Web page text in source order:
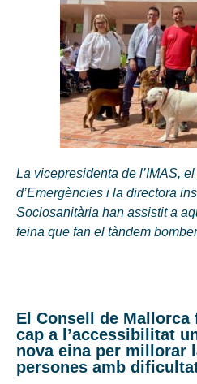
La vicepresidenta de l’IMAS,
d’Emergències i la directora
Sociosanitària han assistit a
feina que fan el tàndem
El Consell de Mallorca
cap a l’accessibilitat
nova eina per millorar
persones amb